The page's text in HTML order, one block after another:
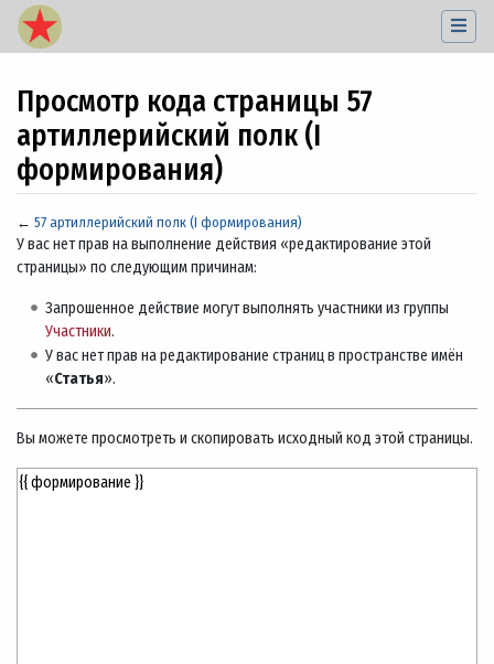
Просмотр кода страницы 57
артиллерийский полк (I
формирования)
← 57 артиллерийский полк (I формирования)
Перейти к:навигация,поиск
У вас нет прав на выполнение действия «редактирование этой
страницы» по следующим причинам:
Запрошенное действие могут выполнять участники из группы
Участники.
У вас нет прав на редактирование страниц в пространстве имён
«Статья».
Вы можете просмотреть и скопировать исходный код этой страницы.